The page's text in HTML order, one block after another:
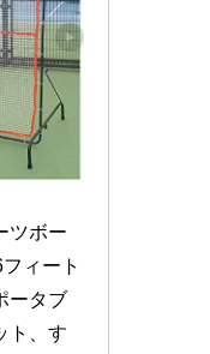
ツボー
ィート
ータブ
ト、す